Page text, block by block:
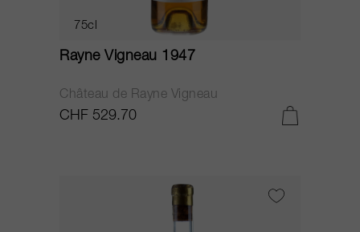
75cl
Rayne Vigneau 1947
Château de Rayne Vigneau
CHF 529.70